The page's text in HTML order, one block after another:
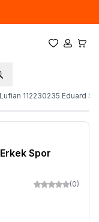
Favorilerim
Hesabım
Lufian 112230235 Eduard
Spor
(0)